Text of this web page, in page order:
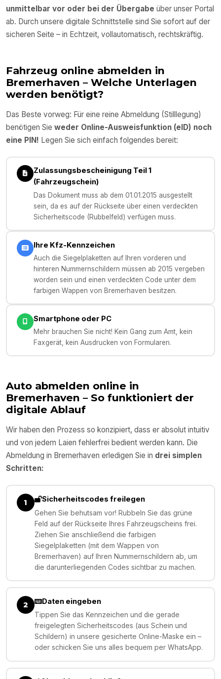
unmittelbar vor oder bei der Übergabe über unser Portal
ab. Durch unsere digitale Schnittstelle sind Sie sofort auf der
sicheren Seite – in Echtzeit, vollautomatisch, rechtskräftig.
Fahrzeug online abmelden in
Bremerhaven – Welche Unterlagen
werden benötigt?
Das Beste vorweg: Für eine reine Abmeldung (Stilllegung)
benötigen Sie weder Online-Ausweisfunktion (eID) noch
eine PIN! Legen Sie sich einfach folgendes bereit:
Zulassungsbescheinigung Teil 1
(Fahrzeugschein)
Das Dokument muss ab dem 01.01.2015 ausgestellt
sein, da es auf der Rückseite über einen verdeckten
Sicherheitscode (Rubbelfeld) verfügen muss.
Ihre Kfz-Kennzeichen
Auch die Siegelplaketten auf Ihren vorderen und
hinteren Nummernschildern müssen ab 2015 vergeben
worden sein und einen verdeckten Code unter dem
farbigen Wappen von Bremerhaven besitzen.
Smartphone oder PC
Mehr brauchen Sie nicht! Kein Gang zum Amt, kein
Faxgerät, kein Ausdrucken von Formularen.
Auto abmelden online in
Bremerhaven – So funktioniert der
digitale Ablauf
Wir haben den Prozess so konzipiert, dass er absolut intuitiv
und von jedem Laien fehlerfrei bedient werden kann. Die
Abmeldung in Bremerhaven erledigen Sie in drei simplen
Schritten:
1 Sicherheitscodes freilegen
Gehen Sie behutsam vor! Rubbeln Sie das grüne
Feld auf der Rückseite Ihres Fahrzeugscheins frei.
Ziehen Sie anschließend die farbigen
Siegelplaketten (mit dem Wappen von
Bremerhaven) auf Ihren Nummernschildern ab, um
die darunterliegenden Codes sichtbar zu machen.
2 Daten eingeben
Tippen Sie das Kennzeichen und die gerade
freigelegten Sicherheitscodes (aus Schein und
Schildern) in unsere gesicherte Online-Maske ein –
oder schicken Sie uns alles bequem per WhatsApp.